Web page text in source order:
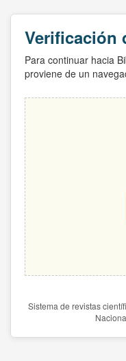
Verificación
Para continuar hacia
proviene de un
Sistema de revistas